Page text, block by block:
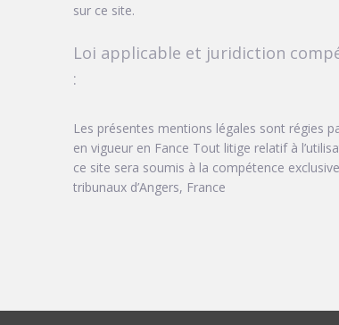
sur ce site.
Loi applicable et juridiction
:
Les présentes mentions légales sont régies
en vigueur en Fance Tout litige relatif à
ce site sera soumis à la compétence
tribunaux d’Angers, France